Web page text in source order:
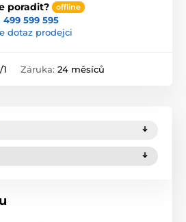
poradit? offline
499 599 595
dotaz prodejci
Záruka: 24 měsíců